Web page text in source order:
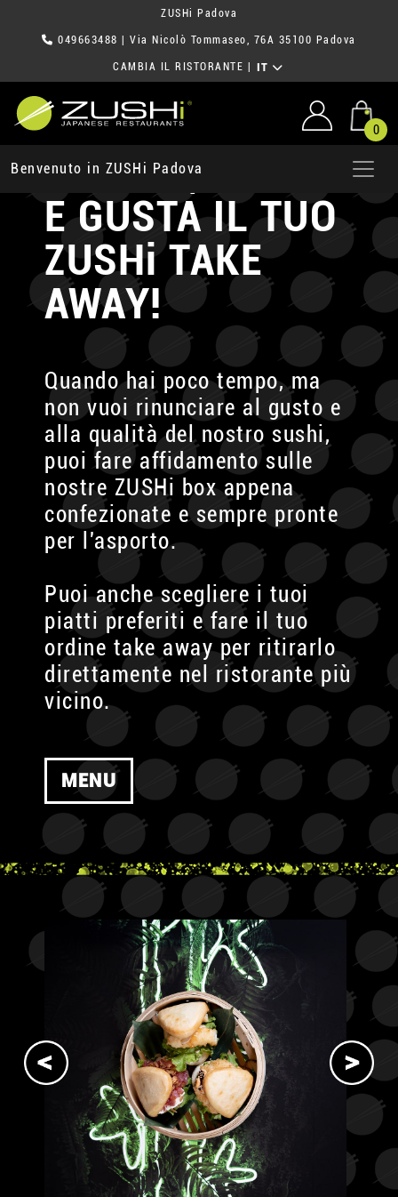
ZUSHi Padova
049663488 | Via Nicolò Tommaseo, 76A 35100 Padova
CAMBIA IL RISTORANTE IT
0
Benvenuto in ZUSHi Padova
ORDINA, PRENDI
E GUSTAIL TUO
ZUSHi TAKE
AWAY!
Quando hai poco tempo, ma
non vuoi rinunciare al gusto e
alla qualità del nostro sushi,
puoi fare affidamento sulle
nostre ZUSHi box appena
confezionate e sempre pronte
per l'asporto.
Puoi anche scegliere i tuoi
piatti preferiti e fare il tuo
ordine take away per ritirarlo
direttamente nel ristorante più
vicino.
MENU